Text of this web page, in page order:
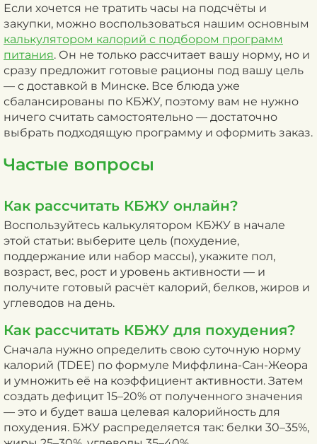
Если хочется не тратить часы на подсчёты и
закупки, можно воспользоваться нашим основным
калькулятором калорий с подбором программ
питания. Он не только рассчитает вашу норму, но и
сразу предложит готовые рационы под вашу цель
— с доставкой в Минске. Все блюда уже
сбалансированы по КБЖУ, поэтому вам не нужно
ничего считать самостоятельно — достаточно
выбрать подходящую программу и оформить заказ.
Частые вопросы
Как рассчитать КБЖУ онлайн?
Воспользуйтесь калькулятором КБЖУ в начале
этой статьи: выберите цель (похудение,
поддержание или набор массы), укажите пол,
возраст, вес, рост и уровень активности — и
получите готовый расчёт калорий, белков, жиров и
углеводов на день.
Как рассчитать КБЖУ для похудения?
Сначала нужно определить свою суточную норму
калорий (TDEE) по формуле Миффлина-Сан-Жеора
и умножить её на коэффициент активности. Затем
создать дефицит 15–20% от полученного значения
— это и будет ваша целевая калорийность для
похудения. БЖУ распределяется так: белки 30–35%,